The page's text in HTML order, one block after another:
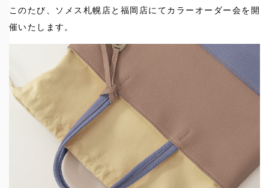
このたび、ソメス札幌店と福岡店にてカラーオーダー会を開
催いたします。